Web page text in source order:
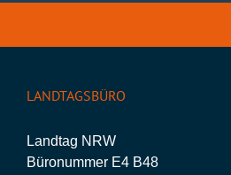
LANDTAGSBÜRO
Landtag NRW
Büronummer E4 B48